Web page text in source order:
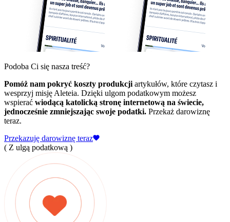
Podoba Ci się nasza treść?
Pomóż nam pokryć koszty produkcji artykułów, które czytasz i
wesprzyj misję Aleteia. Dzięki ulgom podatkowym możesz
wspierać wiodącą katolicką stronę internetową na świecie,
jednocześnie zmniejszając swoje podatki. Przekaż darowiznę
teraz.
Przekazuję darowiznę teraz
( Z ulgą podatkową )